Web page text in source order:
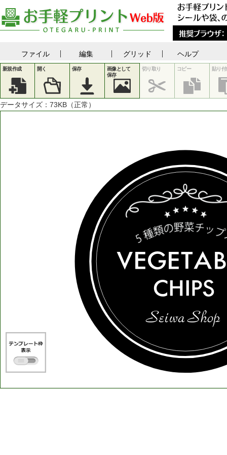
ファイル 編集 グリッド ヘルプ
新規作成 開く 保存
画像として
保存
切り取り コピー 貼り付
データサイズ： 73KB（正常）
CHIPS
SeiwaShop